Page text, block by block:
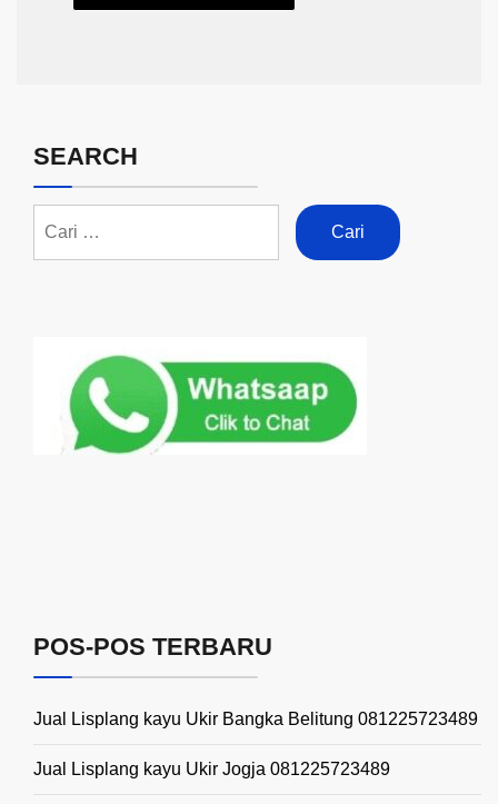
SEARCH
POS-POS TERBARU
Jual Lisplang kayu Ukir Bangka Belitung 081225723489
Jual Lisplang kayu Ukir Jogja 081225723489